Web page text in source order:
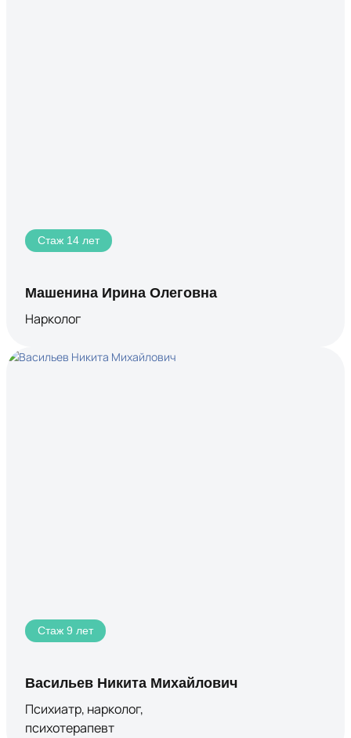
Стаж 14 лет
Машенина Ирина Олеговна
Нарколог
Стаж 9 лет
Васильев Никита Михайлович
Психиатр, нарколог,
психотерапевт